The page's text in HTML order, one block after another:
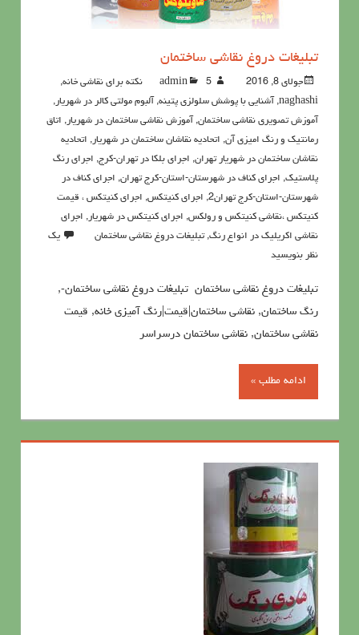
تبلیغات دروغ نقاشی ساختمان
جولای 8, 2016 admin 5نکته برای نقاشی خانه
,
naghashi
, آشنايي با پوشش سلولزي پتينه, آلبوم مولتی کالر در شهریار,
آموزش تصویری نقاشی ساختمان, آموزش نقاشی ساختمان در شهریار, اتاق
رمانتیک و رنگ امیزی آن, اتحادیه نقاشان ساختمان در شهریار, اتحادیه
نقاشان ساختمان در شهریار تهران, اجرای بلکا در تهران-کرج, اجرای رنگ
پلاستیک, اجرای کناف در شهرستان-استان-کرج تهران, اجرای کناف در
شهرستان-استان-کرج تهران2 , اجرای کنیتکس, اجرای کنیتکس ، قیمت
کنیتکس ،نقاشي كنيتكس و رولكس, اجرای کنیتکس در شهریار, اجرای
نقاشی اکریلیک در انواع رنگ,تبلیغات دروغ نقاشی ساختمان
یک
نظر بنویسید
تبلیغات دروغ نقاشی ساختمان تبلیغات دروغ نقاشی ساختمان-,
رنگ ساختمان, نقاشی ساختمان|قیمت|رنگ آمیزی خانه, قيمت
نقاشي ساختمان, نقاشی ساختمان درسراسر
ادامه مطلب »